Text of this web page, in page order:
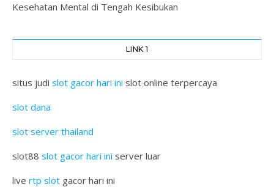
Kesehatan Mental di Tengah Kesibukan
LINK 1
situs judi slot gacor hari ini slot online terpercaya
slot dana
slot server thailand
slot88 slot gacor hari ini server luar
live rtp slot gacor hari ini